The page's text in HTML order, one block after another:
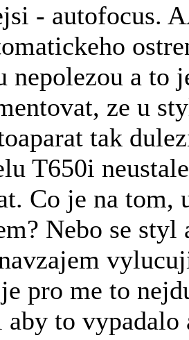
- autofocus.
nepolezou a to
ze u
tak
T650i
Co je na
Nebo se
pro me to
to vypadalo